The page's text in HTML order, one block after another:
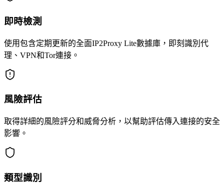
即時檢測
使用包含定期更新的全面IP2Proxy Lite數據庫，即刻識別代
理、VPN和Tor連接。
風險評估
取得詳細的風險評分和威脅分析，以幫助評估傳入連接的安全
影響。
類型識別